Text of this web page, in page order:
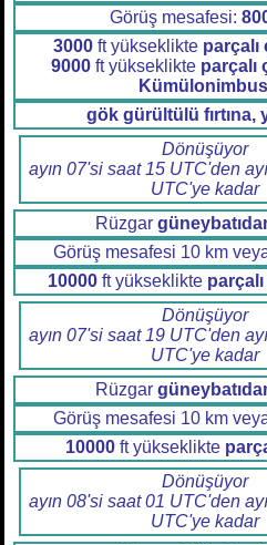
Görüş mesafesi:
3000ft yükseklikte
9000ft yükseklikte parçalı
gök gürültülü fırtına,
Dönüşüyor
ayın 07'si saat 15 UTC'den
UTC'ye kadar
Rüzgar
Görüş mesafesi 10 km
10000 ft yükseklikte
Dönüşüyor
ayın 07'si saat 19 UTC'den
UTC'ye kadar
Rüzgar
Görüş mesafesi 10 km
10000 ft yükseklikte
Dönüşüyor
ayın 08'si saat 01 UTC'den
UTC'ye kadar